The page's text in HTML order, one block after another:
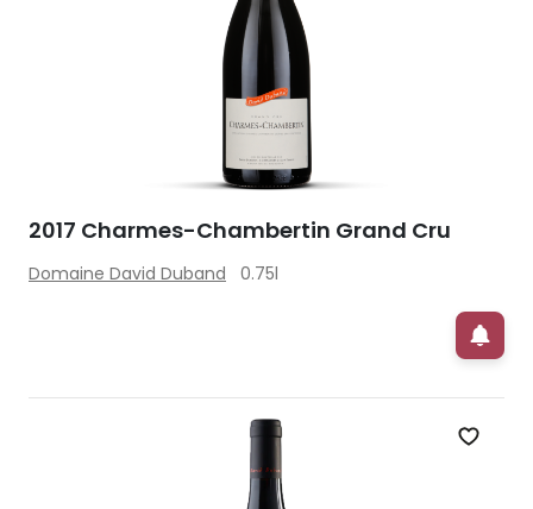
2017 Charmes-Chambertin Grand Cru
Domaine David Duband 0.75l
Zet